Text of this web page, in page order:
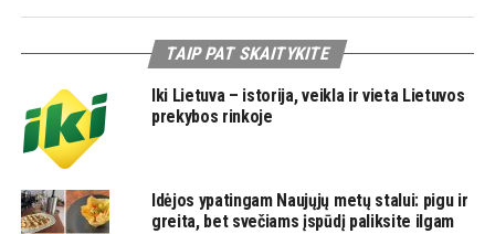
TAIP PAT SKAITYKITE
Iki Lietuva – istorija, veikla ir vieta Lietuvos
prekybos rinkoje
Idėjos ypatingam Naujųjų metų stalui: pigu ir
greita, bet svečiams įspūdį paliksite ilgam